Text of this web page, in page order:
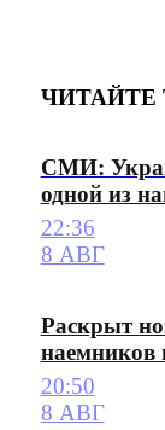
ЧИТАЙТЕ
СМИ:
одной из
22:36
8 АВГ
Раскрыт
наемников
20:50
8 АВГ